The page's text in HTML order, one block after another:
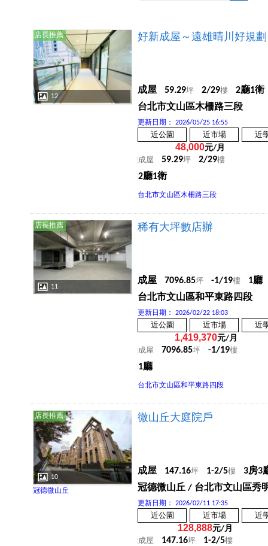
店長推薦
12
好新成屋～遠雄晴川好規劃
成屋 59.29坪 2/29樓
2廳1衛
台北市文山區木柵路三段
更新日期： 2026/05/25 16:55
近公園 近市場 近
48,000元/月
成屋 59.29坪 2/29樓
2廳1衛
台北市文山區木柵路三段
店長推薦
11
稀有大坪數店辦
成屋 7096.85坪 -1/19樓
1廳
台北市文山區和平東路四段
更新日期： 2026/02/22 18:03
近公園 近市場 近
1,419,370元/月
成屋 7096.85坪 -1/19樓
1廳
台北市文山區和平東路四段
店長推薦
10
冠德微山丘
微山丘大庭院戶
成屋 147.16坪 1-2/5樓
3房3
冠德微山丘 / 台北市文山區秀
更新日期： 2026/02/11 17:35
近公園 近市場 近
128,888元/月
成屋 147.16坪 1-2/5樓